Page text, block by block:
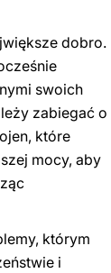
dobro.
swoich
zabiegać o
które
mocy, aby
którym
i